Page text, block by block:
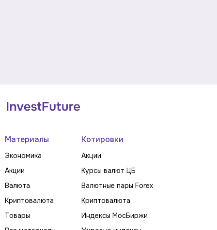
Материалы
Экономика
Акции
Валюта
Криптовалюта
Товары
Котировки
Акции
Курсы валют ЦБ
Валютные пары Forex
Криптовалюта
Индексы МосБиржи